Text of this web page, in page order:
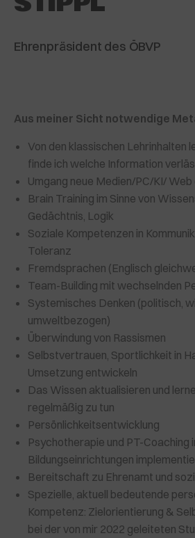
Ehrenpräsident des ÖBVP
Aus meiner Sicht notwendige
Von den klassischen Lehrinhalten
finde ich welche Information
Umgang neue Medien/PC/KI/ Web
Brain Training im Sinne von
Gedächtnis, Logik
Soziale Kompetenzen in
Toleranz
Fremdsprachen (Englisch
Team-Building mit wechselnden
Systemisches Denken (politisch,
umweltbezogen)
Überwindung von Rassismen
Selbstvertrauen, Sportlichkeit in
Umsetzung entwickeln
Das Wissen aktualisieren und
regelmäßig zu tun
Persönlichkeitsentwicklung
Psychotherapie und PT-Coaching
Bildungseinrichtungen
Bereitschaft zu Ehrenamt und
Spezielle, aktuell bedeutende
Kompetenz: Zielorientierung &
bei der von mir 2022 geleiteten